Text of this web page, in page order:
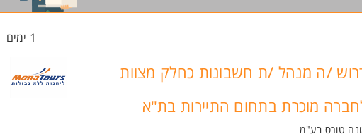
1 ימים
/ה מנהל /ת חשבונות כחלק מצוות
מוכרת בתחום התיירות בת"א
טורס בע"מ